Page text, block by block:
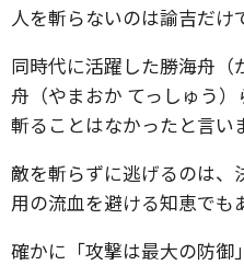
人を斬らないのは諭吉だけ
同時代に活躍した勝海舟（
舟（やまおか てっしゅう
斬ることはなかったと言い
敵を斬らずに逃げるのは、
用の流血を避ける知恵でも
確かに「攻撃は最大の防御